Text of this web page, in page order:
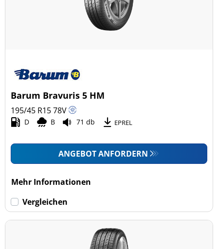
Barum Bravuris 5 HM
195/45 R1578V
D B 71 db EPREL
ANGEBOT ANFORDERN
Mehr Informationen
Vergleichen